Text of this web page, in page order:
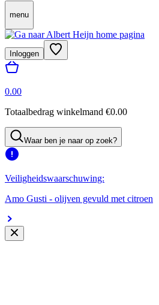
menu
Inloggen
0.00
Totaalbedrag winkelmand €0.00
Waar ben je naar op zoek?
Veiligheidswaarschuwing:
Amo Gusti - olijven gevuld met citroen